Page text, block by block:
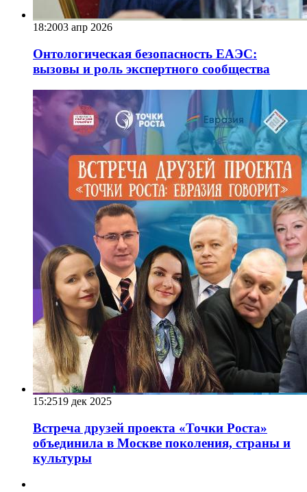
18:2003 апр 2026
Онтологическая безопасность ЕАЭС:
вызовы и роль экспертного сообщества
15:2519 дек 2025
Встреча друзей проекта «Точки Роста»
объединила в Москве поколения, страны и
культуры